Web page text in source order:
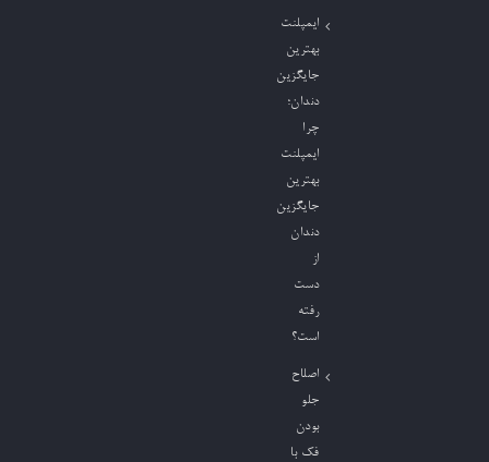
ایمپلنت
بهترین
جایگزین
دندان؛
چرا
ایمپلنت
بهترین
جایگزین
دندان
از
دست
رفته
است؟
اصلاح
جلو
بودن
فک با